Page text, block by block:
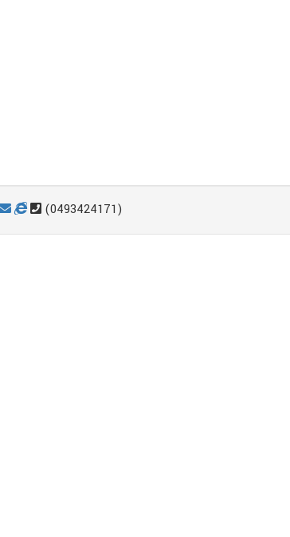
(0493424171)